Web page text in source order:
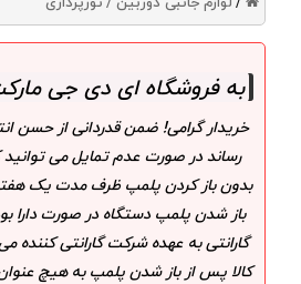
به فروشگاه ای دی جی
خریدار گرامی! ضمن قدردانی از حسن
رساند در صورت عدم تمایل می توانید
بدون باز کردن پلمپ ظرف مدت یک
باز شدن پلمپ دستگاه در صورت دارا
گارانتی به عهده شرکت گارانتی کننده
کالا پس از باز شدن پلمپ به هیچ